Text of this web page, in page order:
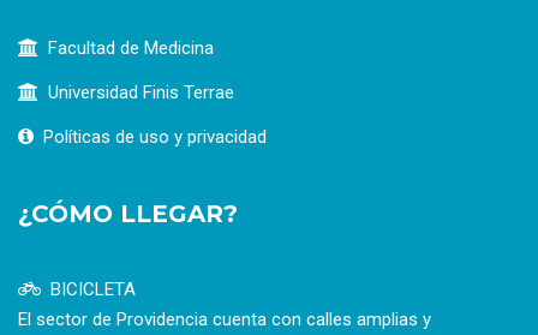
Facultad de Medicina
Universidad Finis Terrae
Políticas de uso y privacidad
¿CÓMO LLEGAR?
BICICLETA
El sector de Providencia cuenta con calles amplias y